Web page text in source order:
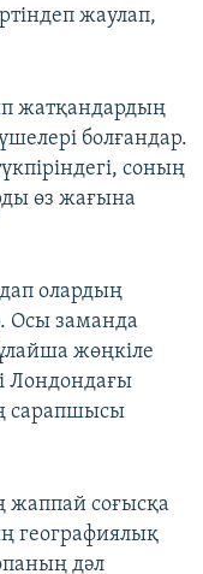
жаулап,
жатқандардың
болғандар.
соның
өз жағына
олардың
Осы заманда
жөңкіле
Лондондағы
сарапшысы
жаппай соғысқа
географиялық
дәл